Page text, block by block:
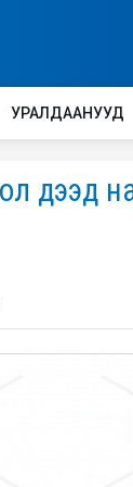
УРАЛДААНУУД